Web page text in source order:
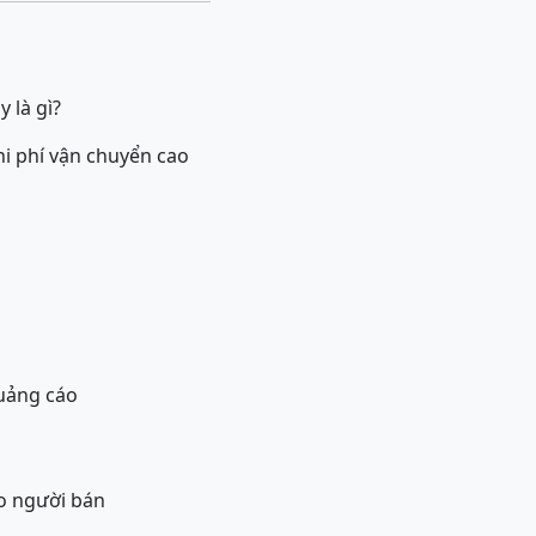
là gì?
phí vận chuyển cao
cáo
người bán